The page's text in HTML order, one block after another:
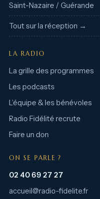
Saint-Nazaire / Guérande
Tout sur la réception →
LA RADIO
La grille des programmes
Les podcasts
L’équipe & les bénévoles
Radio Fidélité recrute
Faire un don
ON SE PARLE ?
02 40 69 27 27
accueil@radio-fidelite.fr